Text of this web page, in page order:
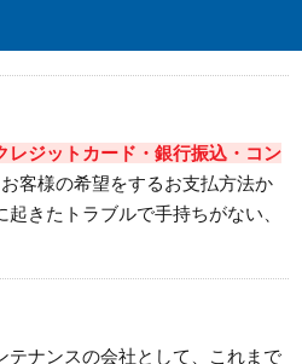
レジットカード・銀行振込・コン
客様の希望をするお支払方法か
きたトラブルで手持ちがない、
テナンスの会社として、これまで